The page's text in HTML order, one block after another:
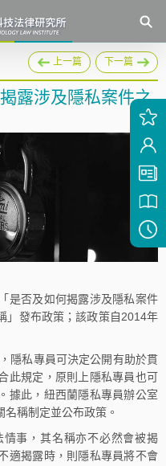
上一篇 下一篇
露涉及隱私案件之
否及如何揭露涉及隱私案件
」發布政策；該政策自2014年
私專員可決定公開有助於貫
此規定，原則上隱私專員也可
據此，紐西蘭隱私專員辦公室
稱制定並公布政策。
事，其名稱亦不必然會被揭
適揭露時，則隱私專員將不會